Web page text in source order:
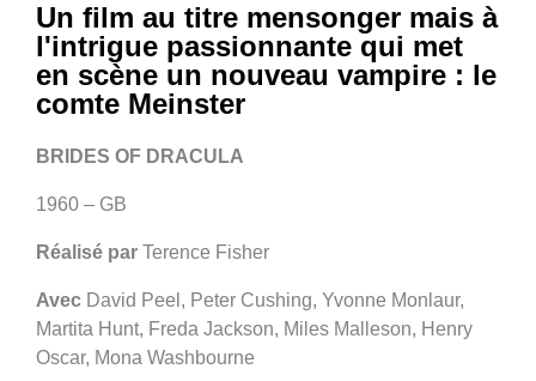
Un film au titre mensonger mais à
l'intrigue passionnante qui met
en scène un nouveau vampire : le
comte Meinster
BRIDES OF DRACULA
1960 – GB
Réalisé par Terence Fisher
Avec David Peel, Peter Cushing, Yvonne Monlaur,
Martita Hunt, Freda Jackson, Miles Malleson, Henry
Oscar, Mona Washbourne